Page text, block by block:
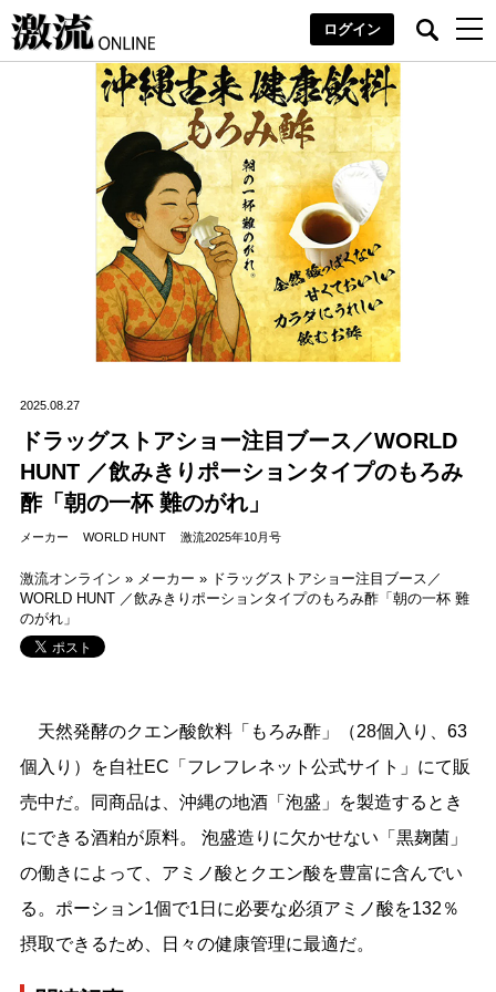
ログイン
2025.08.27
ドラッグストアショー注目ブース／WORLD
HUNT ／飲みきりポーションタイプのもろみ
酢「朝の⼀杯 難のがれ」
メーカー WORLD HUNT 激流2025年10月号
激流オンライン » メーカー » ドラッグストアショー注目ブース／
WORLD HUNT ／飲みきりポーションタイプのもろみ酢「朝の⼀杯 難
のがれ」
天然発酵のクエン酸飲料「もろみ酢」（28個入り、63
個入り）を自社EC「フレフレネット公式サイト」にて販
売中だ。同商品は、沖縄の地酒「泡盛」を製造するとき
にできる酒粕が原料。 泡盛造りに欠かせない「黒麹菌」
の働きによって、アミノ酸とクエン酸を豊富に含んでい
る。ポーション1個で1日に必要な必須アミノ酸を132％
摂取できるため、日々の健康管理に最適だ。